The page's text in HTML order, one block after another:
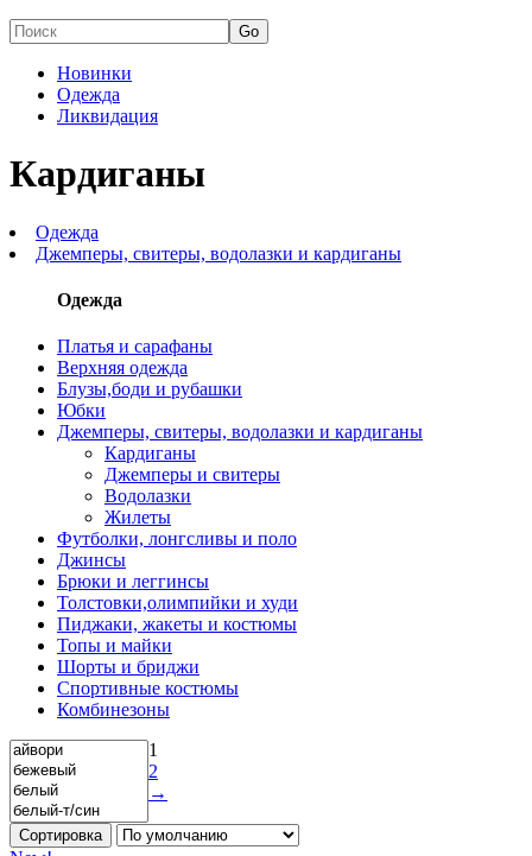
Новинки
Одежда
Ликвидация
Кардиганы
Одежда
Джемперы, свитеры, водолазки и кардиганы
Одежда
Платья и сарафаны
Верхняя одежда
Блузы,боди и рубашки
Юбки
Джемперы, свитеры, водолазки и кардиганы
Кардиганы
Джемперы и свитеры
Водолазки
Жилеты
Футболки, лонгсливы и поло
Джинсы
Брюки и леггинсы
Толстовки,олимпийки и худи
Пиджаки, жакеты и костюмы
Топы и майки
Шорты и бриджи
Спортивные костюмы
Комбинезоны
1
2
→
Сортировка